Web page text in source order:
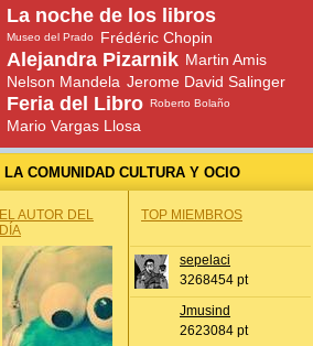
La noche de los libros
Museo del Prado Frédéric Chopin
Alejandra Pizarnik Martin Amis
Nelson Mandela Jerome David Salinger
Feria del Libro Roberto Bolaño
Mario Vargas Llosa
LA COMUNIDAD CULTURA Y OCIO
EL AUTOR DEL
DÍA
TOP MIEMBROS
sepelaci
3268454 pt
Jmusind
2623084 pt